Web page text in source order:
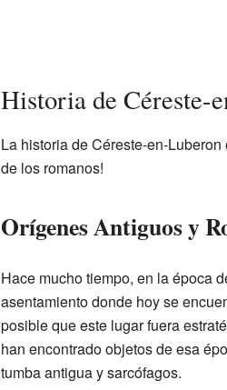
Historia de Céreste-
La historia de Céreste-en-
de los romanos!
Orígenes Antiguos y
Hace mucho tiempo, en la época
asentamiento donde hoy se
posible que este lugar fuera
han encontrado objetos de esa
tumba antigua y sarcófagos.